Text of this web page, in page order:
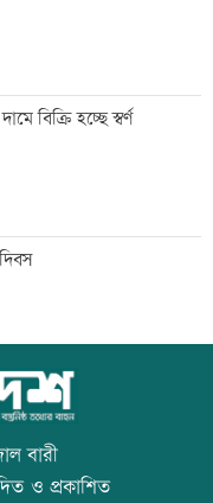
যেসব মার্কেট-দর্শনীয় স্থান
ঝরল ছয় প্রাণ
ভরি কত
বিক্রি হচ্ছে স্বর্ণ
ধর্ষণসহ ভিডিও ধারণ
বারী
ও প্রকাশিত